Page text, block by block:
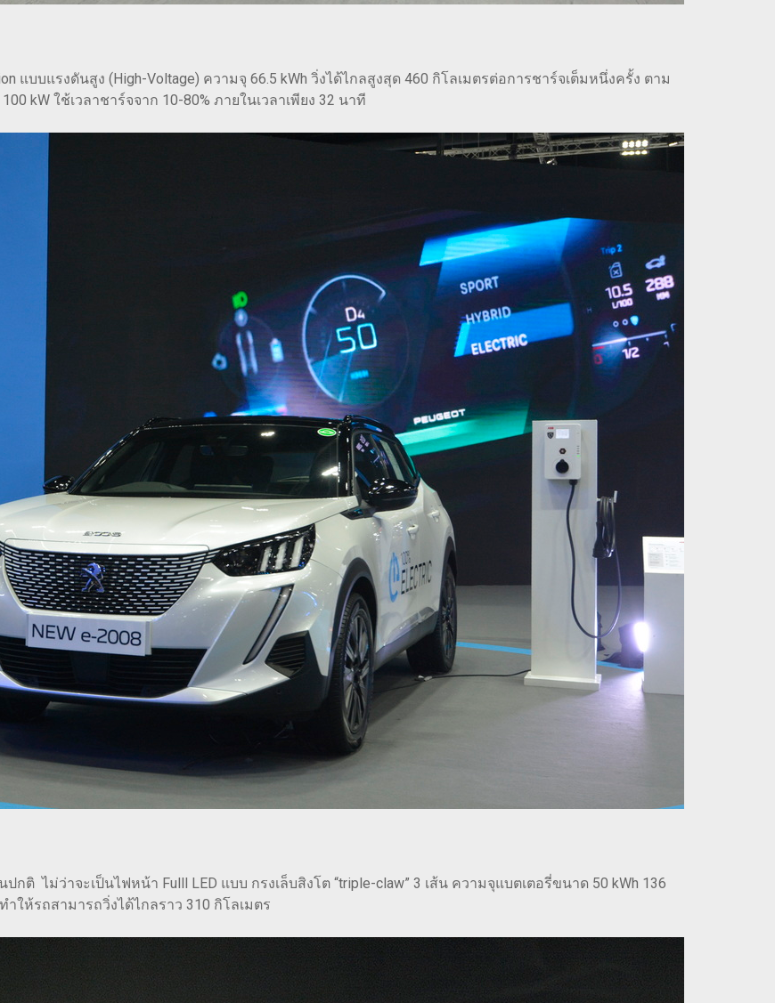
แบบแรงดันสูง (High-Voltage) ความจุ 66.5 kWh วิ่งได้ไกลสูงสุด 460 กิโลเมตรต่อการชาร์จเต็มหนึ่งครั้ง ตาม
kW ใช้เวลาชาร์จจาก 10-80% ภายในเวลาเพียง 32 นาที
ติ ไม่ว่าจะเป็นไฟหน้า Fulll LED แบบ กรงเล็บสิงโต “triple-claw” 3 เส้น ความจุแบตเตอรี่ขนาด 50 kWh 136
ให้รถสามารถวิ่งได้ไกลราว 310 กิโลเมตร